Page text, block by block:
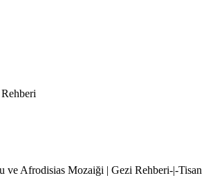
Afrodisias Mozaiği | Gezi Rehberi-|-